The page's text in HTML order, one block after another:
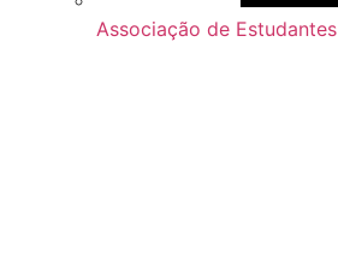
Associação de Estudantes